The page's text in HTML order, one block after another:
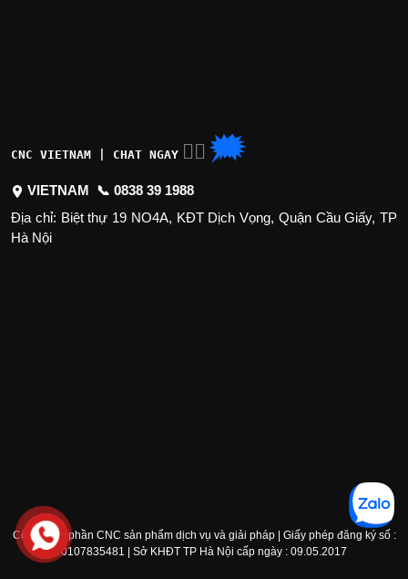
CNC VIETNAM | CHAT NGAY 👉🏽 🗯
VIETNAM 📞 0838 39 1988
Địa chỉ: Biệt thự 19 NO4A, KĐT Dịch Vọng, Quận Cầu Giấy, TP
Hà Nội
Công ty cổ phần CNC sản phẩm dịch vụ và giải pháp | Giấy phép đăng ký số :
0107835481 | Sở KHĐT TP Hà Nội cấp ngày : 09.05.2017